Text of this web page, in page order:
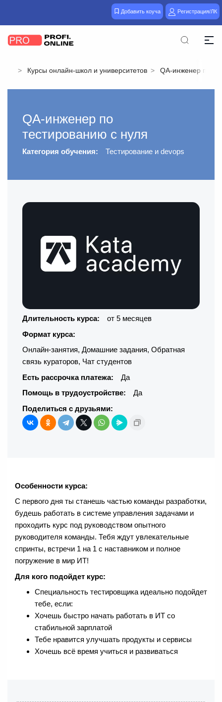
Добавить коуча Регистрация/ЛК
Курсы онлайн-школ и университетов QA-инженер по
QA-инженер по
тестированию с нуля
Категория обучения: Тестирование и devops
Длительность курса:
от 5 месяцев
Формат курса:
Онлайн-занятия, Домашние задания, Обратная
связь кураторов, Чат студентов
Есть рассрочка платежа:
Да
Помощь в трудоустройстве:
Да
Поделиться с друзьями:
Особенности курса:
С первого дня ты станешь частью команды разработки,
будешь работать в системе управления задачами и
проходить курс под руководством опытного
руководителя команды. Тебя ждут увлекательные
спринты, встречи 1 на 1 с наставником и полное
погружение в мир ИТ!
Для кого подойдет курс:
Специальность тестировщика идеально подойдет
тебе, если:
Хочешь быстро начать работать в ИТ со
стабильной зарплатой
Тебе нравится улучшать продукты и сервисы
Хочешь всё время учиться и развиваться